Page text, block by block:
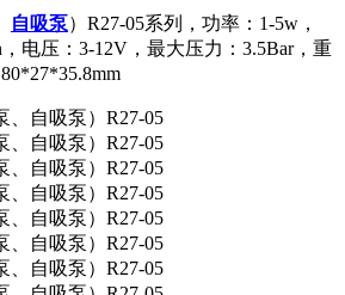
自吸泵）R27-05系列，功率：1-5w，
电压：3-12V，最大压力：3.5Bar，重